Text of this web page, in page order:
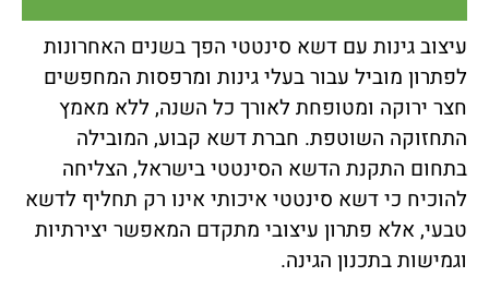
עיצוב גינות עם דשא סינטטי הפך בשנים האחרונות
לפתרון מוביל עבור בעלי גינות ומרפסות המחפשים
חצר ירוקה ומטופחת לאורך כל השנה, ללא מאמץ
התחזוקה השוטפת. חברת דשא קבוע, המובילה
בתחום התקנת הדשא הסינטטי בישראל, הצליחה
להוכיח כי דשא סינטטי איכותי אינו רק תחליף לדשא
טבעי, אלא פתרון עיצובי מתקדם המאפשר יצירתיות
וגמישות בתכנון הגינה.